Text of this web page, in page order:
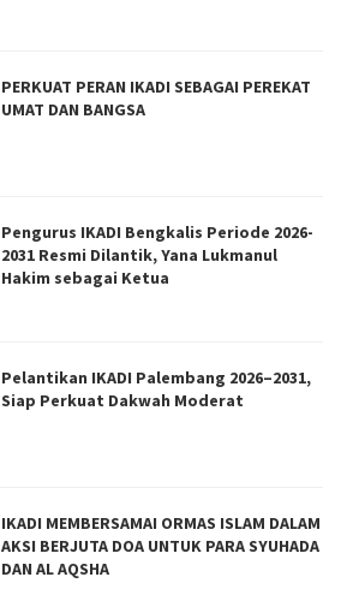
PERKUAT PERAN IKADI SEBAGAI PEREKAT
UMAT DAN BANGSA
Pengurus IKADI Bengkalis Periode 2026-
2031 Resmi Dilantik, Yana Lukmanul
Hakim sebagai Ketua
Pelantikan IKADI Palembang 2026–2031,
Siap Perkuat Dakwah Moderat
IKADI MEMBERSAMAI ORMAS ISLAM DALAM
AKSI BERJUTA DOA UNTUK PARA SYUHADA
DAN AL AQSHA